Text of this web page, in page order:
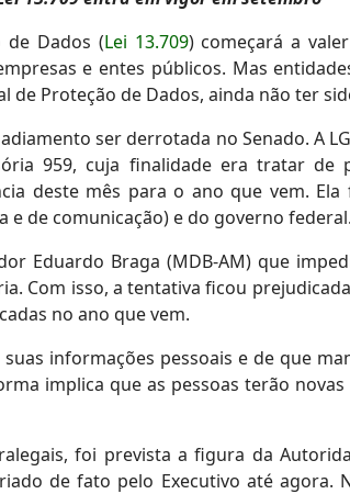
de Dados (Lei 13.709) começará a
e entes públicos. Mas
de Proteção de Dados, ainda não ter
ser derrotada no Senado. A
959, cuja finalidade era tratar de
deste mês para o ano que vem.
de comunicação) e do governo federal.
Eduardo Braga (MDB-AM) que
Com isso, a tentativa ficou
no ano que vem.
informações pessoais e de que
implica que as pessoas terão
foi prevista a figura da
de fato pelo Executivo até agora.